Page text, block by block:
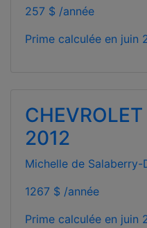
257 $ /année
Prime calculée en juin
2012
Michelle de Salaberry-
1267 $ /année
Prime calculée en juin